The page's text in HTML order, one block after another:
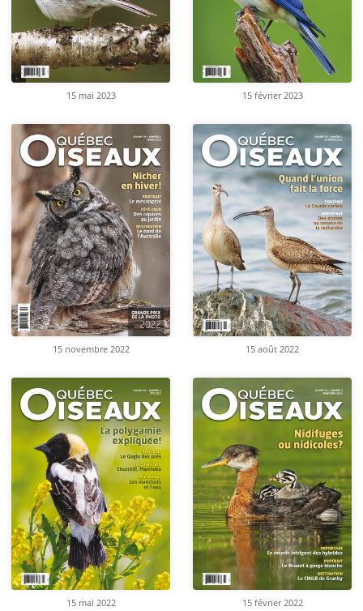
15 mai 2023 15 février 2023
15 novembre 2022 15 août 2022
15 mai 2022 15 février 2022